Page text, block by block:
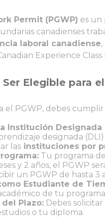
Permit (PGWP) es un
canadienses
laboral canadiense
Experience Class
Elegible para
el PGWP, debes
Institución Designada
designada
las instituciones por
Tu programa
y 2 años, el PGWP
un PGWP de hasta 3
Estudiante de
de tu
Plazo: Debes
o tu diploma.